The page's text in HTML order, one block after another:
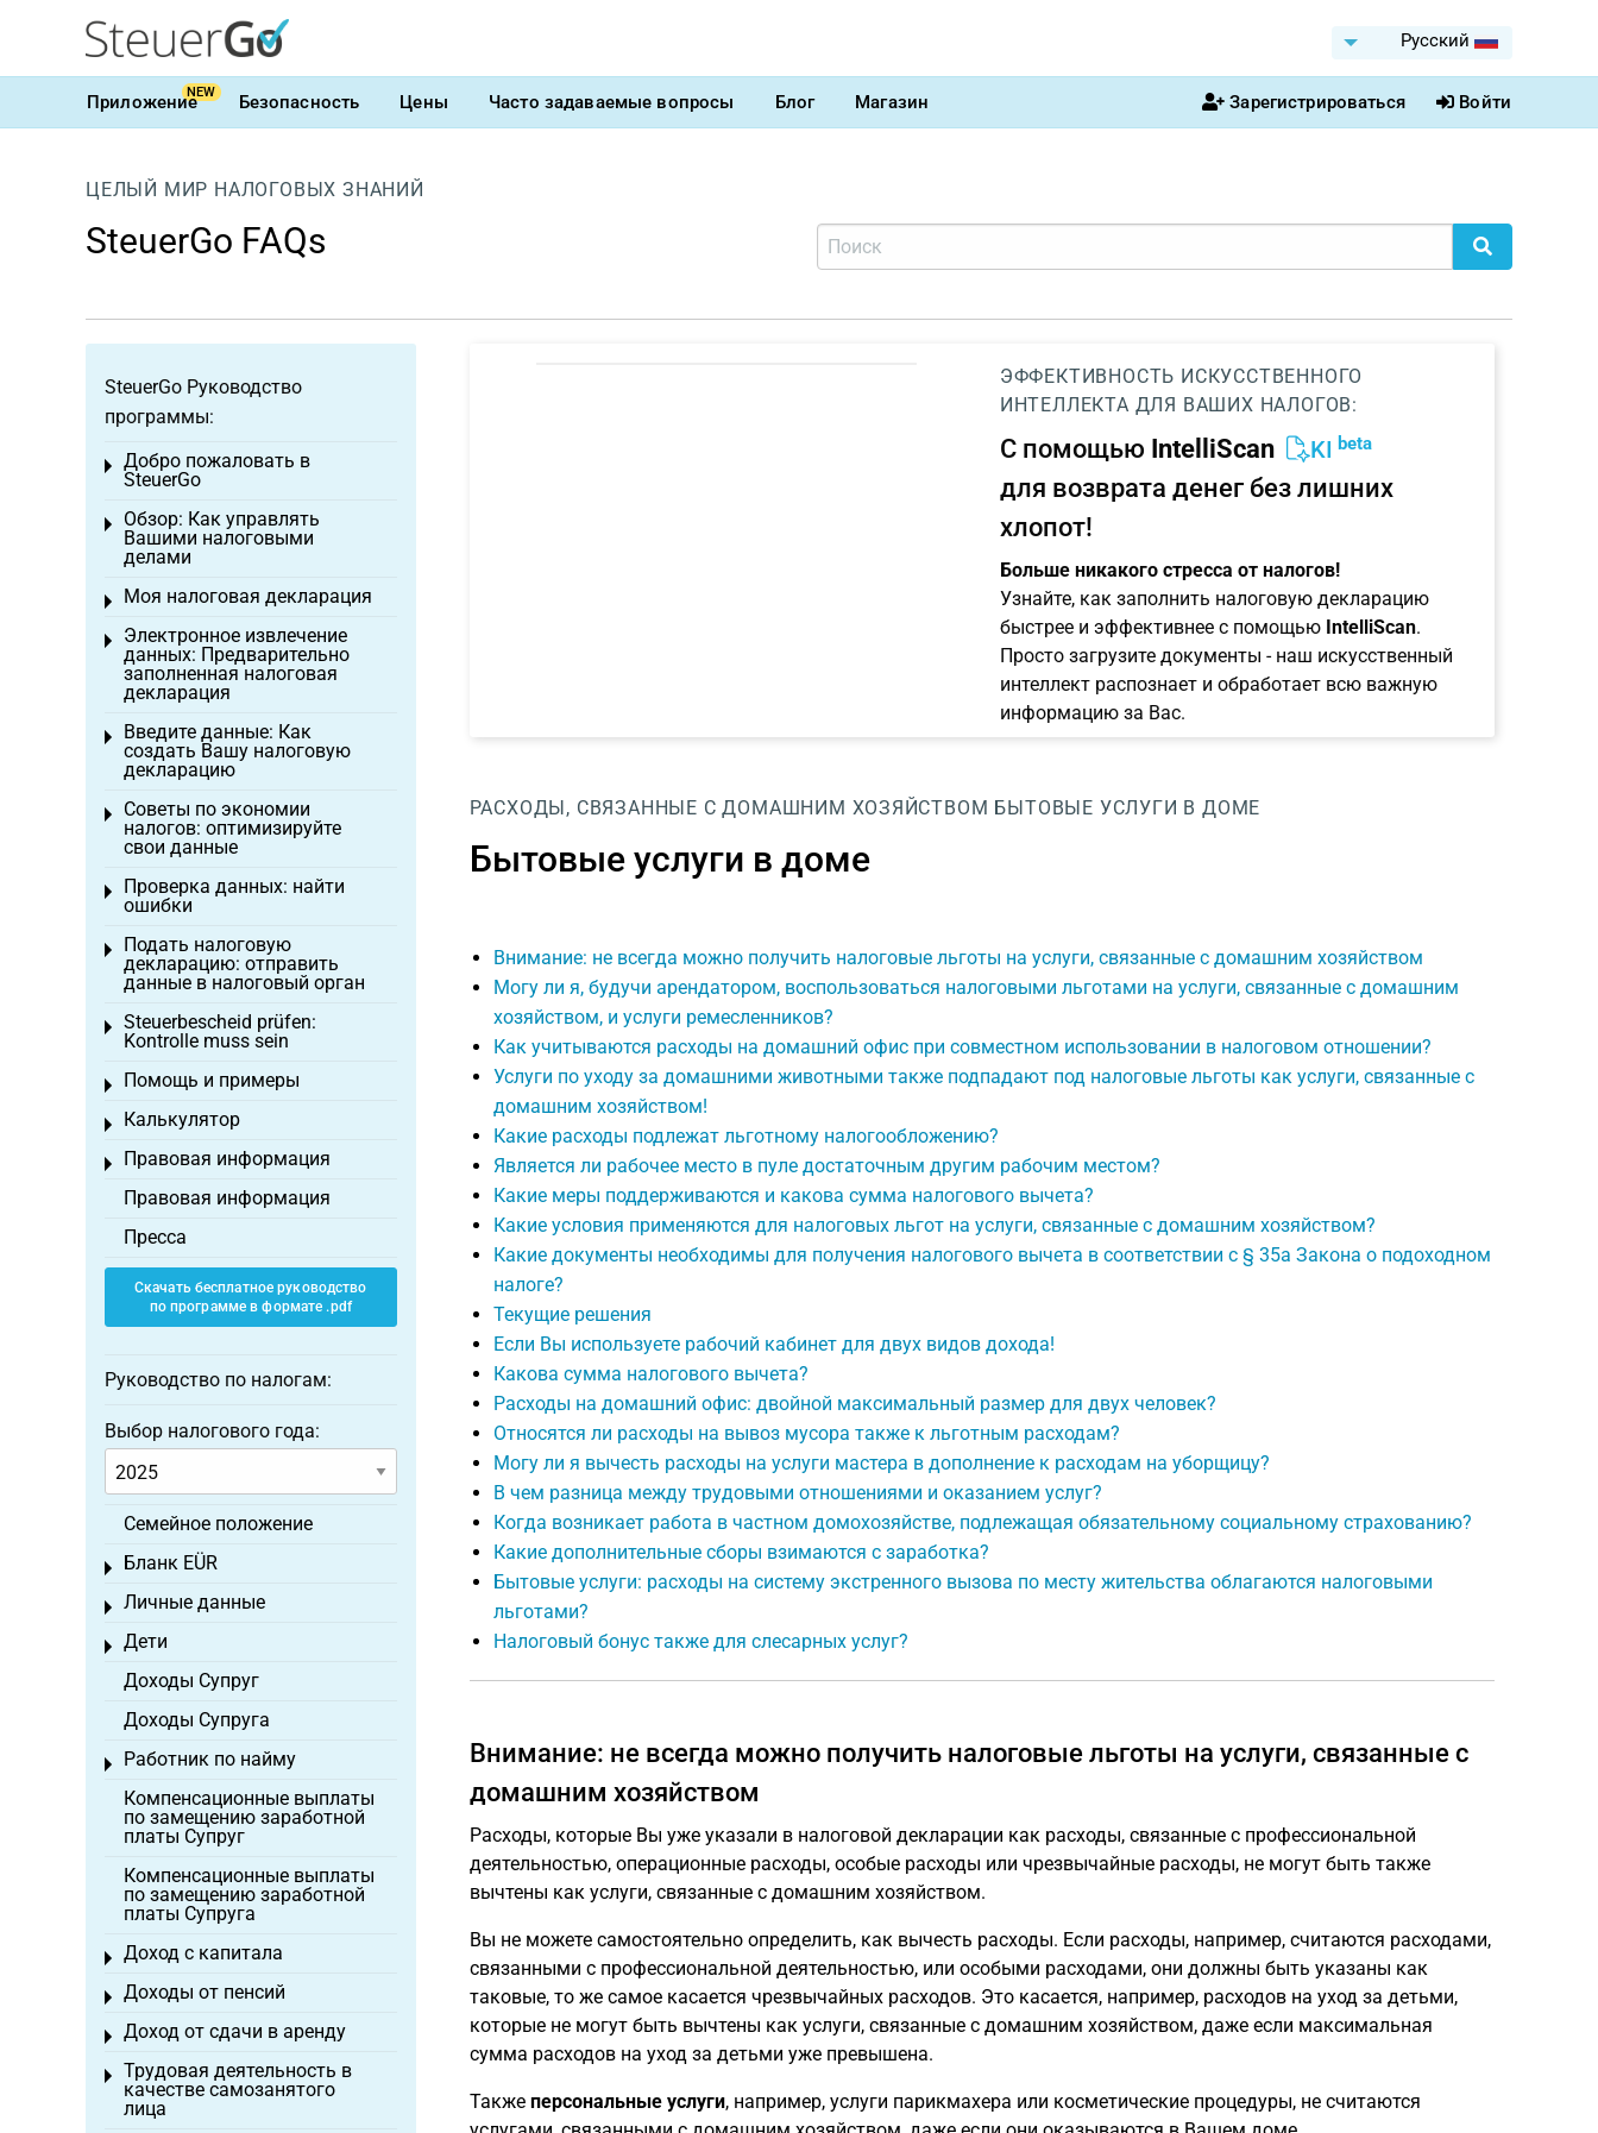
Pусский
ПриложениеNEW Безопасность Цены Часто задаваемые вопросы Блог Магазин Зарегистрироваться Войти
ЦЕЛЫЙ МИР НАЛОГОВЫХ ЗНАНИЙ
SteuerGo FAQs
ЭФФЕКТИВНОСТЬ ИСКУССТВЕННОГО
ИНТЕЛЛЕКТА ДЛЯ ВАШИХ НАЛОГОВ:
С помощью IntelliScan KI beta
для возврата денег без лишних
хлопот!
Больше никакого стресса от налогов!
Узнайте, как заполнить налоговую декларацию
быстрее и эффективнее с помощью IntelliScan.
Просто загрузите документы - наш искусственный
интеллект распознает и обработает всю важную
информацию за Вас.
РАСХОДЫ, СВЯЗАННЫЕ С ДОМАШНИМ ХОЗЯЙСТВОМ БЫТОВЫЕ УСЛУГИ В ДОМЕ
Бытовые услуги в доме
Внимание: не всегда можно получить налоговые льготы на услуги, связанные с домашним хозяйством
Могу ли я, будучи арендатором, воспользоваться налоговыми льготами на услуги, связанные с домашним
хозяйством, и услуги ремесленников?
Как учитываются расходы на домашний офис при совместном использовании в налоговом отношении?
Услуги по уходу за домашними животными также подпадают под налоговые льготы как услуги, связанные с
домашним хозяйством!
Какие расходы подлежат льготному налогообложению?
Является ли рабочее место в пуле достаточным другим рабочим местом?
Какие меры поддерживаются и какова сумма налогового вычета?
Какие условия применяются для налоговых льгот на услуги, связанные с домашним хозяйством?
Какие документы необходимы для получения налогового вычета в соответствии с § 35a Закона о подоходном
налоге?
Текущие решения
Если Вы используете рабочий кабинет для двух видов дохода!
Какова сумма налогового вычета?
Расходы на домашний офис: двойной максимальный размер для двух человек?
Относятся ли расходы на вывоз мусора также к льготным расходам?
Могу ли я вычесть расходы на услуги мастера в дополнение к расходам на уборщицу?
В чем разница между трудовыми отношениями и оказанием услуг?
Когда возникает работа в частном домохозяйстве, подлежащая обязательному социальному страхованию?
Какие дополнительные сборы взимаются с заработка?
Бытовые услуги: расходы на систему экстренного вызова по месту жительства облагаются налоговыми
льготами?
Налоговый бонус также для слесарных услуг?
Внимание: не всегда можно получить налоговые льготы на услуги, связанные с
домашним хозяйством
Расходы, которые Вы уже указали в налоговой декларации как расходы, связанные с профессиональной
деятельностью, операционные расходы, особые расходы или чрезвычайные расходы, не могут быть также
вычтены как услуги, связанные с домашним хозяйством.
Вы не можете самостоятельно определить, как вычесть расходы. Если расходы, например, считаются расходами,
связанными с профессиональной деятельностью, или особыми расходами, они должны быть указаны как
таковые, то же самое касается чрезвычайных расходов. Это касается, например, расходов на уход за детьми,
которые не могут быть вычтены как услуги, связанные с домашним хозяйством, даже если максимальная
сумма расходов на уход за детьми уже превышена.
Также персональные услуги, например, услуги парикмахера или косметические процедуры, не считаются
SteuerGo Руководство
программы:
Добро пожаловать в
SteuerGo
Toggle menu
Обзор: Как управлять
Вашими налоговыми
делами
Toggle menu
Моя налоговая декларация
Toggle menu
Электронное извлечение
данных: Предварительно
заполненная налоговая
декларация
Toggle menu
Введите данные: Как
создать Вашу налоговую
декларацию
Toggle menu
Советы по экономии
налогов: оптимизируйте
свои данные
Toggle menu
Проверка данных: найти
ошибки
Toggle menu
Подать налоговую
декларацию: отправить
данные в налоговый орган
Toggle menu
Steuerbescheid prüfen:
Kontrolle muss sein
Toggle menu
Помощь и примеры
Toggle menu
Калькулятор
Toggle menu
Правовая информация
Toggle menu
Правовая информация
Пресса
Скачать бесплатное руководство
по программе в формате .pdf
Руководство по налогам:
Выбор налогового года:
Семейное положение
Бланк EÜR
Toggle menu
Личные данные
Toggle menu
Дети
Toggle menu
Доходы Супруг
Доходы Супруга
Работник по найму
Toggle menu
Компенсационные выплаты
по замещению заработной
платы Супруг
Компенсационные выплаты
по замещению заработной
платы Супруга
Доход с капитала
Toggle menu
Доходы от пенсий
Toggle menu
Доход от сдачи в аренду
Toggle menu
Трудовая деятельность в
качестве самозанятого
лица
Toggle menu